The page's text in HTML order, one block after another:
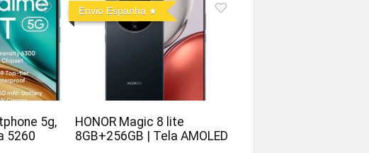
5g,
5260
Envio Espanha
HONOR Magic 8 lite
8GB+256GB | Tela AMOLED